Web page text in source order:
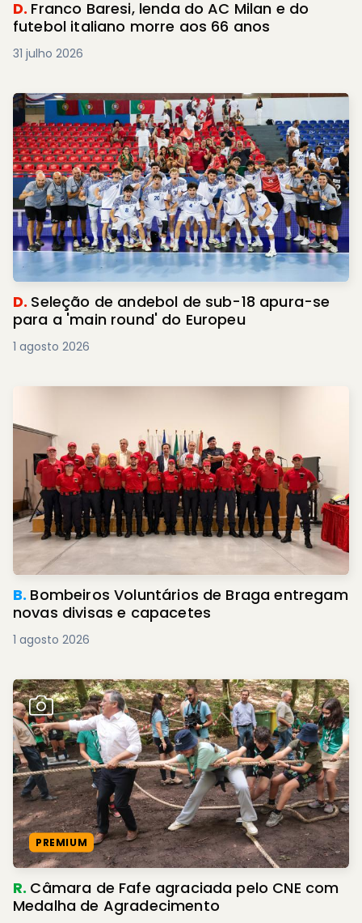
D. Franco Baresi, lenda do AC Milan e do
futebol italiano morre aos 66 anos
31 julho 2026
D. Seleção de andebol de sub-18 apura-se
para a 'main round' do Europeu
1 agosto 2026
B. Bombeiros Voluntários de Braga entregam
novas divisas e capacetes
1 agosto 2026
PREMIUM
R. Câmara de Fafe agraciada pelo CNE com
Medalha de Agradecimento